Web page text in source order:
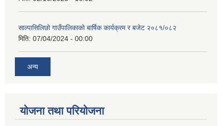
साल्पासिलिछो गाउँपालिकाको बार्षिक कार्यक्रम र बजेट २०८१/०८२
मिति: 07/04/2024 - 00:00
अन्य
योजना तथा परियोजना